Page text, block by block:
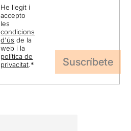
He llegit i
accepto
les
condicions
d'ús de la
web i la
política de
privacitat.*